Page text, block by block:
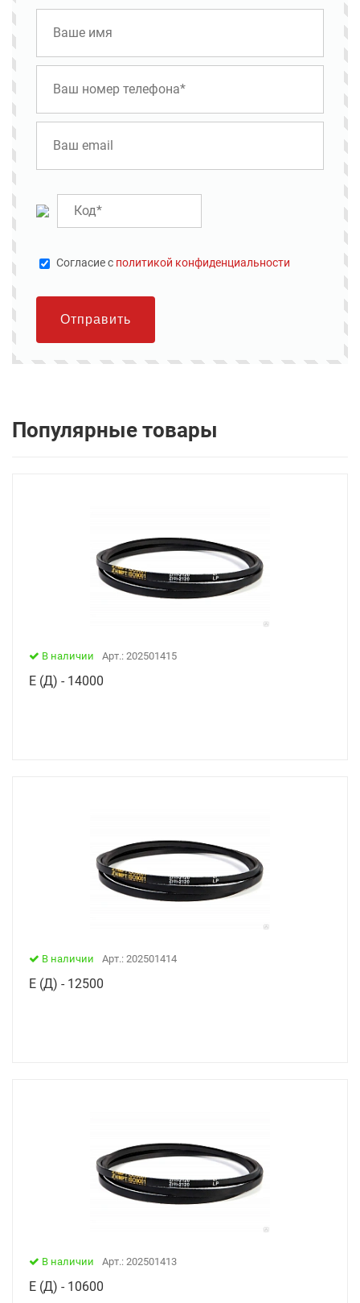
Cогласие с политикой конфиденциальности
Отправить
Популярные товары
В наличии Арт.: 202501415
Е (Д) - 14000
В наличии Арт.: 202501414
Е (Д) - 12500
В наличии Арт.: 202501413
Е (Д) - 10600